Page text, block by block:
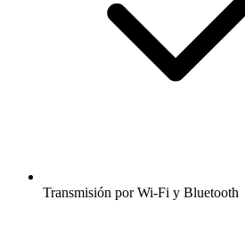
Transmisión por Wi-Fi y Bluetooth